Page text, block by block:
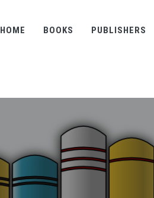
HOME BOOKS PUBLISHERS